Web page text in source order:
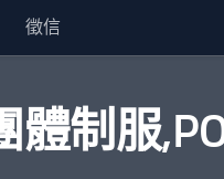
徵信
體制服